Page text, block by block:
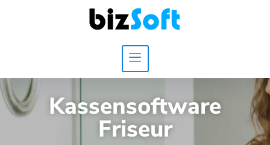
Kassensoftware
Friseur